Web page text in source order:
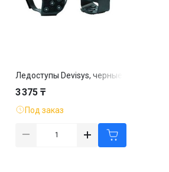
Ледоступы Devisys, черные
3 375 ₸
Под заказ